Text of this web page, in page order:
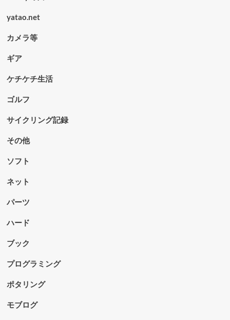
yatao.net
カメラ等
ギア
ケチケチ生活
ゴルフ
サイクリング記録
その他
ソフト
ネット
パーツ
ハード
ブック
プログラミング
ポタリング
モブログ